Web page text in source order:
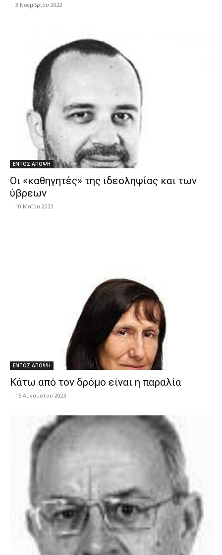
- 3 Νοεμβρίου 2022
ΕΝΤΟΣ ΑΠΟΨΗ
Οι «καθηγητές» της ιδεοληψίας και των
ύβρεων
- 10 Μαΐου 2023
ΕΝΤΟΣ ΑΠΟΨΗ
Κάτω από τον δρόμο είναι η παραλία
- 16 Αυγούστου 2023